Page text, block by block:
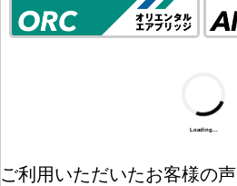
Loading...
ご利用いただいたお客様の声